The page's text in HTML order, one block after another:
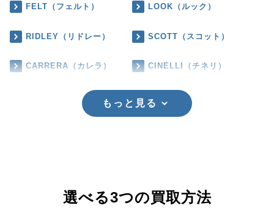
FELT（フェルト） LOOK（ルック）
RIDLEY（リドレー） SCOTT（スコット）
CARRERA（カレラ） CINELLI（チネリ）
もっと見る
選べる3つの買取方法